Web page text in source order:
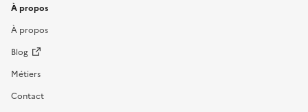
À propos
À propos
Blog
Métiers
Contact